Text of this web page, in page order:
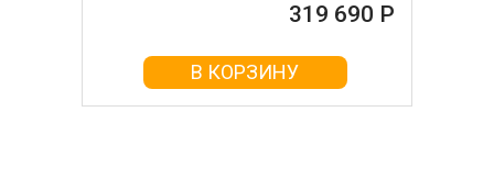
319 690 Р
В КОРЗИНУ